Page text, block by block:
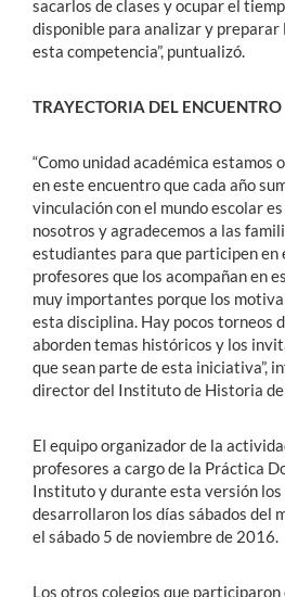
sacarlos de clases y ocupar el
disponible para analizar y
esta competencia”, puntualizó.
TRAYECTORIA DEL ENCUENTRO
“Como unidad académica estamos
en este encuentro que cada año
vinculación con el mundo escolar
nosotros y agradecemos a las
estudiantes para que participen en
profesores que los acompañan en
muy importantes porque los
esta disciplina. Hay pocos torneos
aborden temas históricos y los
que sean parte de esta iniciativa”,
director del Instituto de Historia de
El equipo organizador de la
profesores a cargo de la Práctica
Instituto y durante esta versión los
desarrollaron los días sábados del
el sábado 5 de noviembre de 2016.
Los otros colegios que participaron